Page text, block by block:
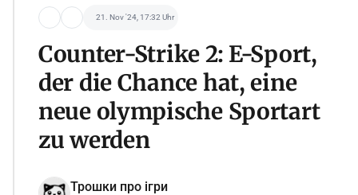
21. Nov '24, 17:32 Uhr
Counter-Strike 2: E-Sport,
der die Chance hat, eine
neue olympische Sportart
zu werden
Трошки про ігри